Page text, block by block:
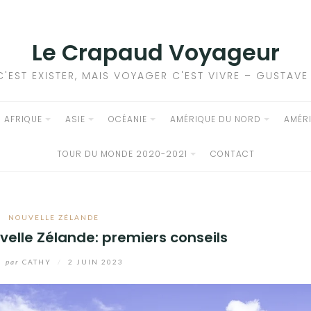
Le Crapaud Voyageur
EXISTER, MAIS VOYAGER C'EST VIVRE –
AFRIQUE ASIE OCÉANIE AMÉRIQUE DU NORD
TOUR DU MONDE 2020-2021 CONTACT
NOUVELLE ZÉLANDE
Zélande: premiers conseils
par CATHY 2 JUIN 2023